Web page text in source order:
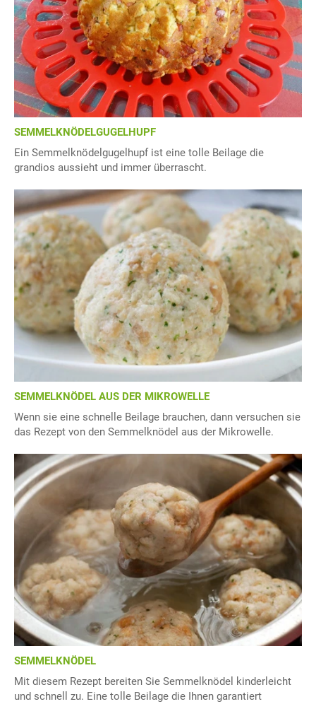
SEMMELKNÖDELGUGELHUPF
Ein Semmelknödelgugelhupf ist eine tolle Beilage die
grandios aussieht und immer überrascht.
SEMMELKNÖDEL AUS DER MIKROWELLE
Wenn sie eine schnelle Beilage brauchen, dann versuchen sie
das Rezept von den Semmelknödel aus der Mikrowelle.
SEMMELKNÖDEL
Mit diesem Rezept bereiten Sie Semmelknödel kinderleicht
und schnell zu. Eine tolle Beilage die Ihnen garantiert